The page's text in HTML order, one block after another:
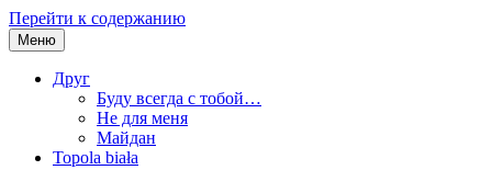
Перейти к содержанию
Меню
Друг
Буду всегда с тобой…
Не для меня
Майдан
Topola biała